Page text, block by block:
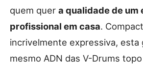
quem quer a qualidade de um
profissional em casa.
incrivelmente expressiva, esta
mesmo ADN das V-Drums